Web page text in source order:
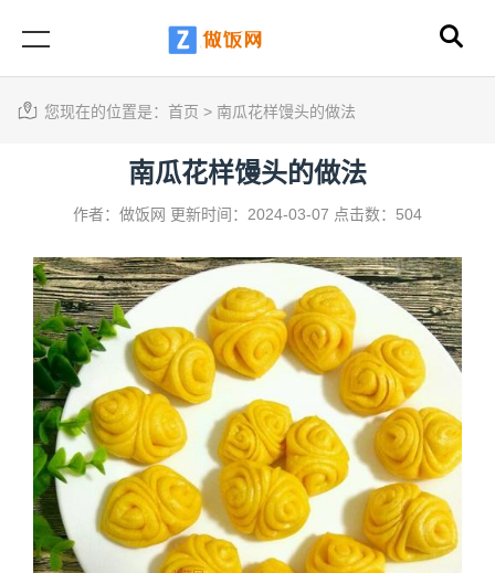
您现在的位置是： 首页 > 南瓜花样馒头的做法
南瓜花样馒头的做法
作者：做饭网 更新时间：2024-03-07 点击数：504